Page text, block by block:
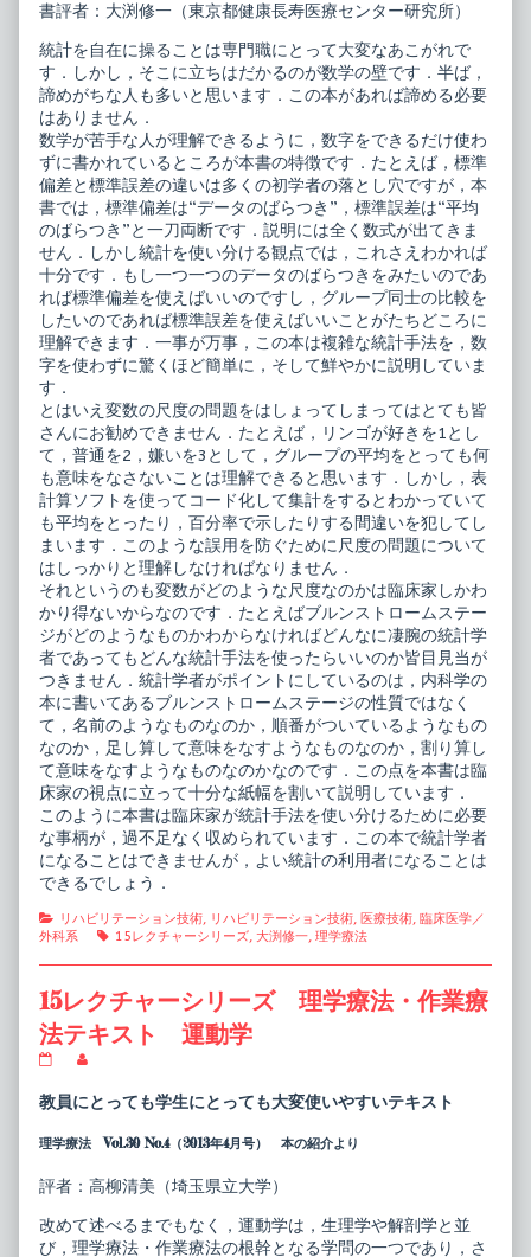
ー
ズ
リ
ハ
ビ
リ
テ
ー
シ
ョ
ン
テ
キ
ス
ト
リ
ハ
ビ
リ
テ
ー
シ
ョ
ン
統
学
published
on
ク
チ
ャ
ー
シ
リ
ー
ズ
リ
ハ
リ
テ
ー
シ
ョ
ン
テ
キ
ス
ト
ハ
ビ
リ
テ
ー
シ
ョ
ン
統
計
学,
書評者：大渕修一（東京都健康長寿医療センター研究所）
統計を自在に操ることは専門職にとって大変なあこがれで
す．しかし，そこに立ちはだかるのが数学の壁です．半ば，
諦めがちな人も多いと思います．この本があれば諦める必要
はありません．
数学が苦手な人が理解できるように，数字をできるだけ使わ
ずに書かれているところが本書の特徴です．たとえば，標準
偏差と標準誤差の違いは多くの初学者の落とし穴ですが，本
書では，標準偏差は“データのばらつき”，標準誤差は“平均
のばらつき”と一刀両断です．説明には全く数式が出てきま
せん．しかし統計を使い分ける観点では，これさえわかれば
十分です．もし一つ一つのデータのばらつきをみたいのであ
れば標準偏差を使えばいいのですし，グループ同士の比較を
したいのであれば標準誤差を使えばいいことがたちどころに
理解できます．一事が万事，この本は複雑な統計手法を，数
字を使わずに驚くほど簡単に，そして鮮やかに説明していま
す．
とはいえ変数の尺度の問題をはしょってしまってはとても皆
さんにお勧めできません．たとえば，リンゴが好きを1とし
て，普通を2，嫌いを3として，グループの平均をとっても何
も意味をなさないことは理解できると思います．しかし，表
計算ソフトを使ってコード化して集計をするとわかっていて
も平均をとったり，百分率で示したりする間違いを犯してし
まいます．このような誤用を防ぐために尺度の問題について
はしっかりと理解しなければなりません．
それというのも変数がどのような尺度なのかは臨床家しかわ
かり得ないからなのです．たとえばブルンストロームステー
ジがどのようなものかわからなければどんなに凄腕の統計学
者であってもどんな統計手法を使ったらいいのか皆目見当が
つきません．統計学者がポイントにしているのは，内科学の
本に書いてあるブルンストロームステージの性質ではなく
て，名前のようなものなのか，順番がついているようなもの
なのか，足し算して意味をなすようなものなのか，割り算し
て意味をなすようなものなのかなのです．この点を本書は臨
床家の視点に立って十分な紙幅を割いて説明しています．
このように本書は臨床家が統計手法を使い分けるために必要
な事柄が，過不足なく収められています．この本で統計学者
になることはできませんが，よい統計の利用者になることは
できるでしょう．
Categories
リハビリテーション技術, リハビリテーション技術, 医療技術, 臨床医学／
外科系
Tags
15レクチャーシリーズ, 大渕修一, 理学療法
15レクチャーシリーズ 理学療法・作業療
法テキスト 運動学
ク
チ
ー
リ
ズ
理
posts
by
author
15
ク
チ
教員にとっても学生にとっても大変使いやすいテキスト
理学療法 Vol.30 No.4（2013年4月号） 本の紹介より
評者：高柳清美（埼玉県立大学）
改めて述べるまでもなく，運動学は，生理学や解剖学と並
び，理学療法・作業療法の根幹となる学問の一つであり，さ